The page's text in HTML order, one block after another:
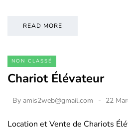
READ MORE
NON CLASSÉ
Chariot Élévateur
By amis2web@gmail.com 22
Location et Vente de Chariots